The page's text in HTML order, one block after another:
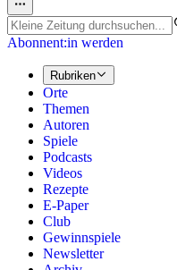
Abonnent:in werden
Rubriken
Orte
Themen
Autoren
Spiele
Podcasts
Videos
Rezepte
E-Paper
Club
Gewinnspiele
Newsletter